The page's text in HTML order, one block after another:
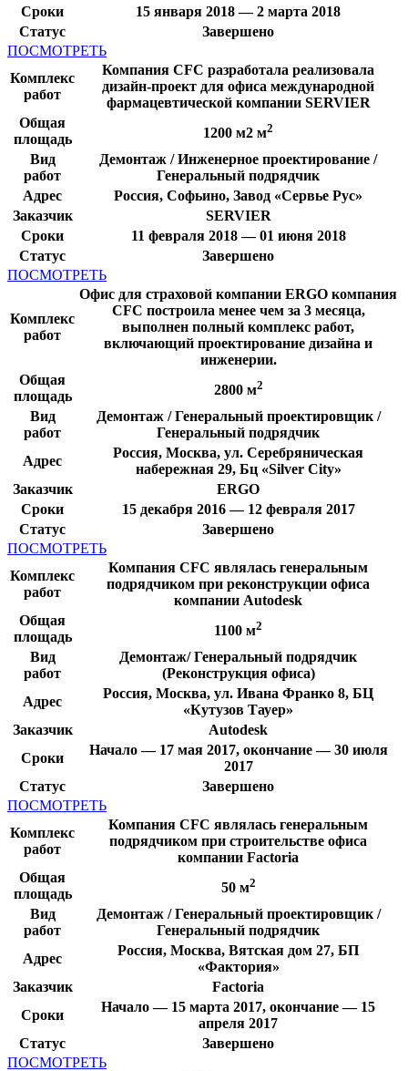
Сроки
15 января 2018 — 2 марта 2018
Статус
Завершено
ПОСМОТРЕТЬ
Комплекс
работ
Компания CFC разработала реализовала
дизайн-проект для офиса международной
фармацевтической компании SERVIER
Общая
площадь
1200 м2 м2
Вид
работ
Демонтаж / Инженерное проектирование /
Генеральный подрядчик
Адрес
Россия, Софьино, Завод «Сервье Рус»
Заказчик
SERVIER
Сроки
11 февраля 2018 — 01 июня 2018
Статус
Завершено
ПОСМОТРЕТЬ
Комплекс
работ
Офис для страховой компании ERGO компания
CFC построила менее чем за 3 месяца,
выполнен полный комплекс работ,
включающий проектирование дизайна и
инженерии.
Общая
площадь
2800 м2
Вид
работ
Демонтаж / Генеральный проектировщик /
Генеральный подрядчик
Адрес
Россия, Москва, ул. Серебряническая
набережная 29, Бц «Silver City»
Заказчик
ERGO
Сроки
15 декабря 2016 — 12 февраля 2017
Статус
Завершено
ПОСМОТРЕТЬ
Комплекс
работ
Компания CFC являлась генеральным
подрядчиком при реконструкции офиса
компании Autodesk
Общая
площадь
1100 м2
Вид
работ
Демонтаж/ Генеральный подрядчик
(Реконструкция офиса)
Адрес
Россия, Москва, ул. Ивана Франко 8, БЦ
«Кутузов Тауер»
Заказчик
Autodesk
Сроки
Начало — 17 мая 2017, окончание — 30 июля
2017
Статус
Завершено
ПОСМОТРЕТЬ
Комплекс
работ
Компания CFC являлась генеральным
подрядчиком при строительстве офиса
компании Factoria
Общая
площадь
50 м2
Вид
работ
Демонтаж / Генеральный проектировщик /
Генеральный подрядчик
Адрес
Россия, Москва, Вятская дом 27, БП
«Фактория»
Заказчик
Factoria
Сроки
Начало — 15 марта 2017, окончание — 15
апреля 2017
Статус
Завершено
ПОСМОТРЕТЬ